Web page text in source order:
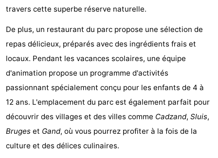
Monuments
-
Moulins
-
de
-
Terrains
-
travers cette superbe réserve naturelle.
De plus, un restaurant du parc propose une sélection de
repas délicieux, préparés avec des ingrédients frais et
locaux. Pendant les vacances scolaires, une équipe
d'animation propose un programme d'activités
passionnant spécialement conçu pour les enfants de 4 à
12 ans. L'emplacement du parc est également parfait pour
découvrir des villages et des villes comme Cadzand, Sluis,
Bruges et Gand, où vous pourrez profiter à la fois de la
culture et des délices culinaires.